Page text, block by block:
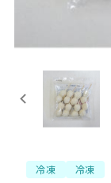
冷凍 冷凍